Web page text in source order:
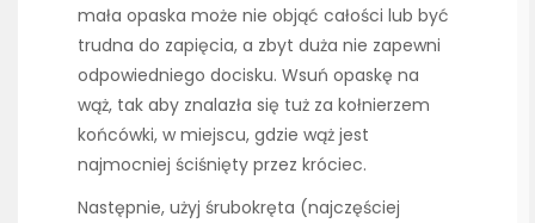
mała opaska może nie objąć całości lub być
trudna do zapięcia, a zbyt duża nie zapewni
odpowiedniego docisku. Wsuń opaskę na
wąż, tak aby znalazła się tuż za kołnierzem
końcówki, w miejscu, gdzie wąż jest
najmocniej ściśnięty przez króciec.
Następnie, użyj śrubokręta (najczęściej